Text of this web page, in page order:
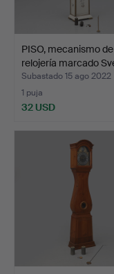
PISO, mecanismo de
relojería marcado
Subastado 15 ago 2022
1 puja
32 USD